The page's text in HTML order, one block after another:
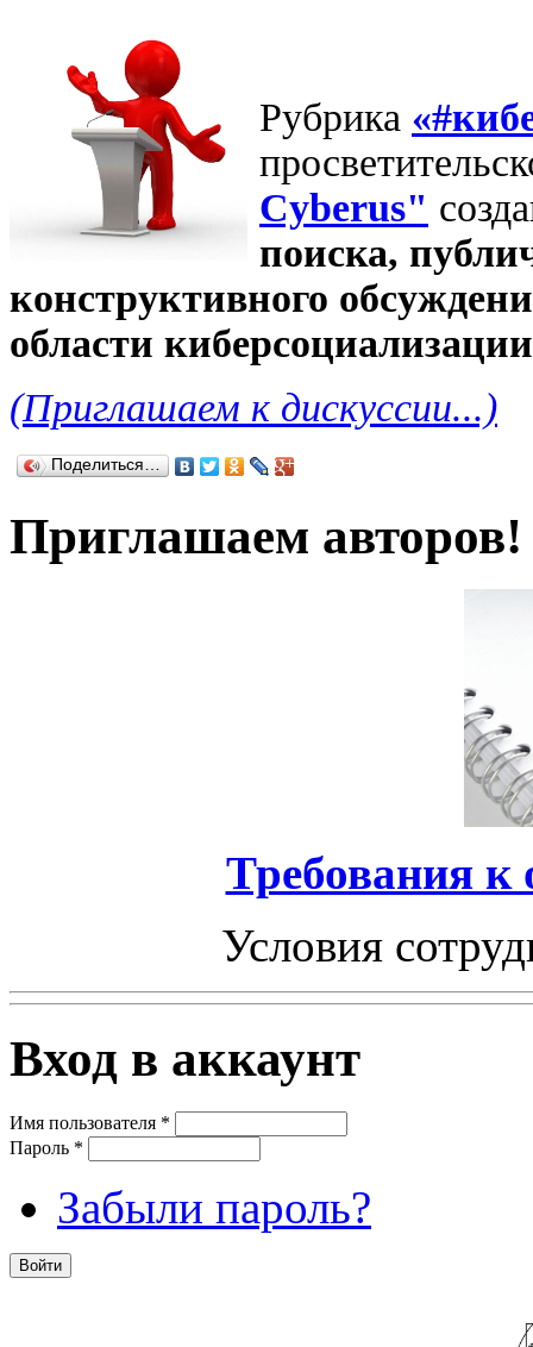
Рубрика
Cyberus"
поиска,
конструктивного
области
(Приглашаем к дискуссии...)
Поделиться…
Приглашаем авторов!
Требования к
Условия
Вход в аккаунт
Имя пользователя *
Пароль *
Забыли пароль?